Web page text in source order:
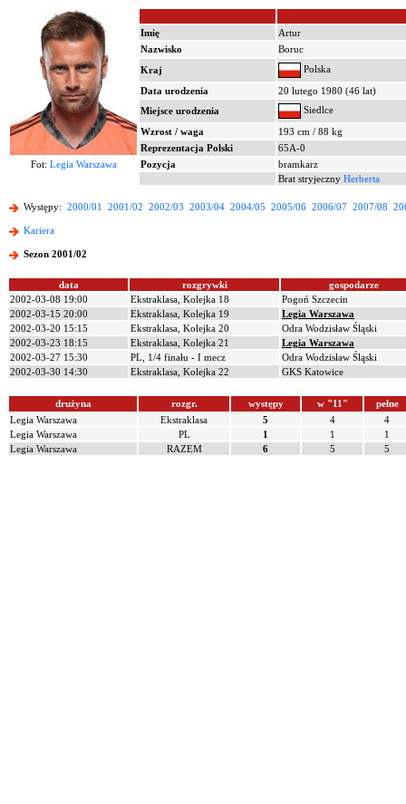
Imię
Artur
Nazwisko
Boruc
Kraj
Polska
Data urodzenia
20 lutego 1980 (46 lat)
Miejsce urodzenia
Siedlce
Wzrost / waga
193 cm / 88 kg
Reprezentacja Polski
65A-0
Fot: Legia Warszawa Pozycja
bramkarz
Brat stryjeczny Herberta
Występy: 2000/01 2001/02 2002/03 2003/04 2004/05 2005/06 2006/07 2007/08
Kariera
Sezon 2001/02
data rozgrywki
gospodarze
2002-03-08 19:00
Ekstraklasa, Kolejka 18
Pogoń Szczecin
2002-03-15 20:00
Ekstraklasa, Kolejka 19
Legia Warszawa
2002-03-20 15:15
Ekstraklasa, Kolejka 20
Odra Wodzisław Śląski
2002-03-23 18:15
Ekstraklasa, Kolejka 21
Legia Warszawa
2002-03-27 15:30
PL, 1/4 finału - I mecz
Odra Wodzisław Śląski
2002-03-30 14:30
Ekstraklasa, Kolejka 22 GKS Katowice
drużyna rozgr. występy w "11"
pełne
Legia Warszawa
Ekstraklasa 5 4
4
Legia Warszawa
PL 1 1
1
Legia Warszawa
RAZEM 6 5 5